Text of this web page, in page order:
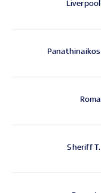
Liverpool
Panathinaikos
Roma
Sheriff T.